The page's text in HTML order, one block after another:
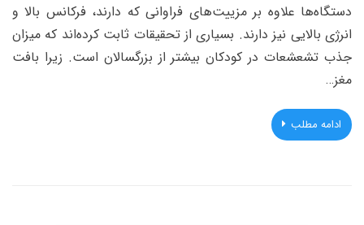
دستگاه‌ها علاوه بر مزییت‌های فراوانی که دارند، فرکانس بالا و
انرژی بالایی نیز دارند. بسیاری از تحقیقات ثابت کرده‌اند که میزان
جذب تشعشعات در کودکان بیشتر از بزرگسالان است. زیرا بافت
مغز…
ادامه مطلب